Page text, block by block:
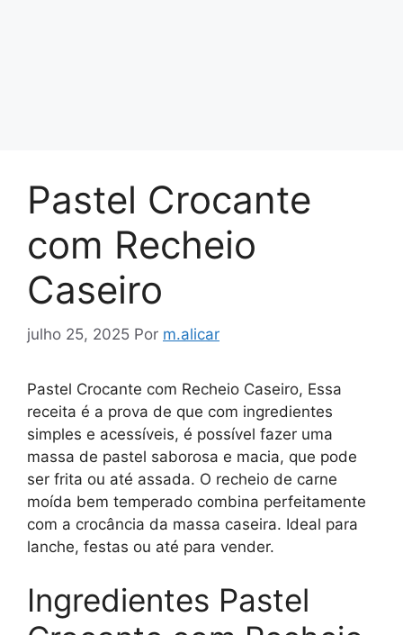
Pastel Crocante
com Recheio
Caseiro
julho 25, 2025 Por m.alicar
Pastel Crocante com Recheio Caseiro, Essa
receita é a prova de que com ingredientes
simples e acessíveis, é possível fazer uma
massa de pastel saborosa e macia, que pode
ser frita ou até assada. O recheio de carne
moída bem temperado combina perfeitamente
com a crocância da massa caseira. Ideal para
lanche, festas ou até para vender.
Ingredientes Pastel